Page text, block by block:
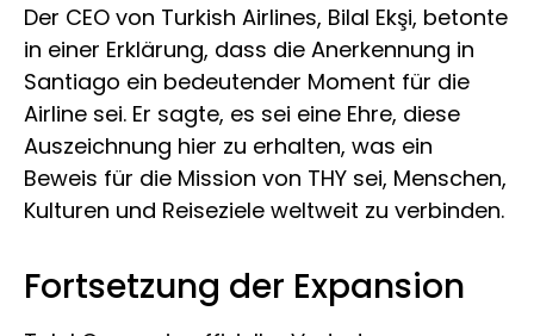
Der CEO von Turkish Airlines, Bilal Ekşi, betonte
in einer Erklärung, dass die Anerkennung in
Santiago ein bedeutender Moment für die
Airline sei. Er sagte, es sei eine Ehre, diese
Auszeichnung hier zu erhalten, was ein
Beweis für die Mission von THY sei, Menschen,
Kulturen und Reiseziele weltweit zu verbinden.
Fortsetzung der Expansion